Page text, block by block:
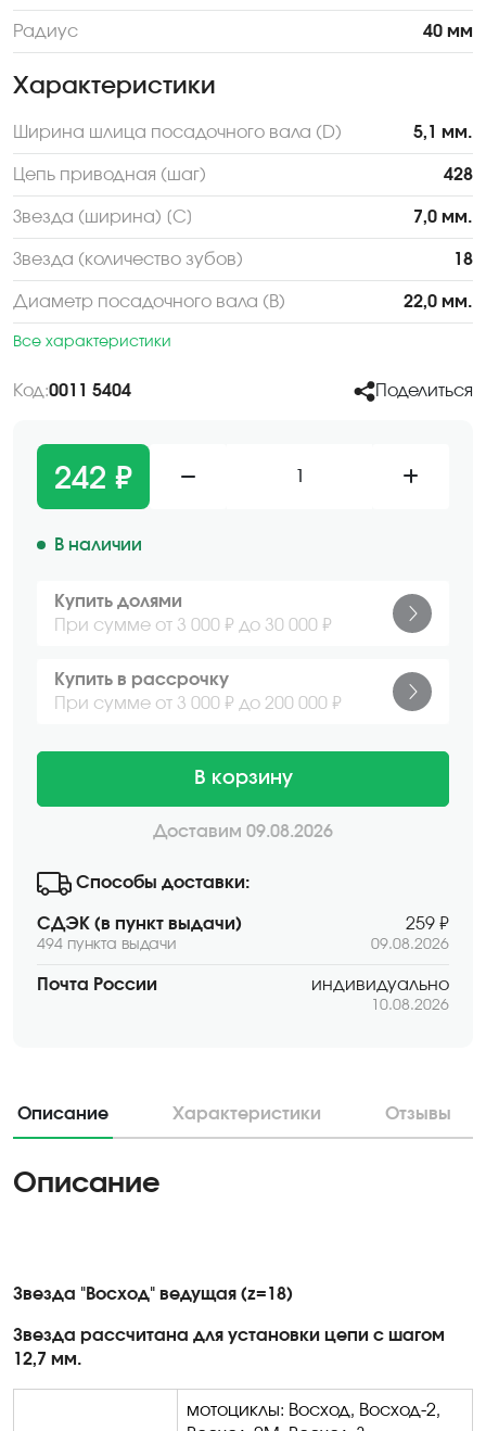
Радиус 40 мм
Характеристики
Ширина шлица посадочного вала (D) 5,1 мм.
Цепь приводная (шаг) 428
Звезда (ширина) [С] 7,0 мм.
Звезда (количество зубов) 18
Диаметр посадочного вала (В) 22,0 мм.
Все характеристики
Код:0011 5404 Поделиться
242 ₽
В наличии
Купить долями
При сумме от 3 000 ₽ до 30 000 ₽
Купить в рассрочку
При сумме от 3 000 ₽ до 200 000 ₽
В корзину
Доставим 09.08.2026
Способы доставки:
СДЭК (в пункт выдачи)
494 пункта выдачи
259 ₽
09.08.2026
Почта России индивидуально
10.08.2026
Описание Характеристики Отзывы
Описание
Звезда "Восход" ведущая (z=18)
Звезда рассчитана для установки цепи с шагом
12,7 мм.
мотоциклы: Восход, Восход-2,